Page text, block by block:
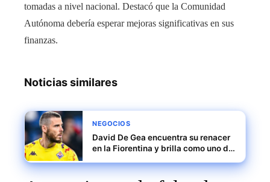
tomadas a nivel nacional. Destacó que la Comunidad
Autónoma debería esperar mejoras significativas en sus
finanzas.
Noticias similares
NEGOCIOS
David De Gea encuentra su renacer
en la Fiorentina y brilla como uno de